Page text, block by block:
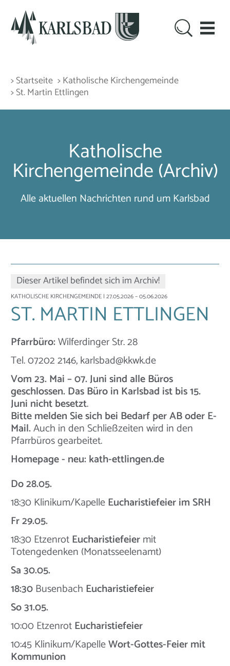
> Startseite > Katholische Kirchengemeinde
> St. Martin Ettlingen
Katholische
Kirchengemeinde (Archiv)
Alle aktuellen Nachrichten rund um Karlsbad
Dieser Artikel befindet sich im Archiv!
KATHOLISCHE KIRCHENGEMEINDE | 27.05.2026 – 05.06.2026
ST. MARTIN ETTLINGEN
Pfarrbüro:Wilferdinger Str. 28
Tel. 07202 2146, karlsbad@kkwk.de
Vom 23. Mai – 07. Juni sind alle Büros
geschlossen. Das Büro in Karlsbad ist bis 15.
Juni nicht besetzt.
Bitte melden Sie sich bei Bedarf per AB oder E-
Mail.Auch in den Schließzeiten wird in den
Pfarrbüros gearbeitet.
Homepage - neu:kath-ettlingen.de
Do 28.05.
18:30 Klinikum/KapelleEucharistiefeier im SRH
Fr 29.05.
18:30 EtzenrotEucharistiefeiermit
Totengedenken (Monatsseelenamt)
Sa 30.05.
18:30 Busenbach Eucharistiefeier
So 31.05.
10:00 EtzenrotEucharistiefeier
10:45 Klinikum/KapelleWort-Gottes-Feier mit
Kommunion